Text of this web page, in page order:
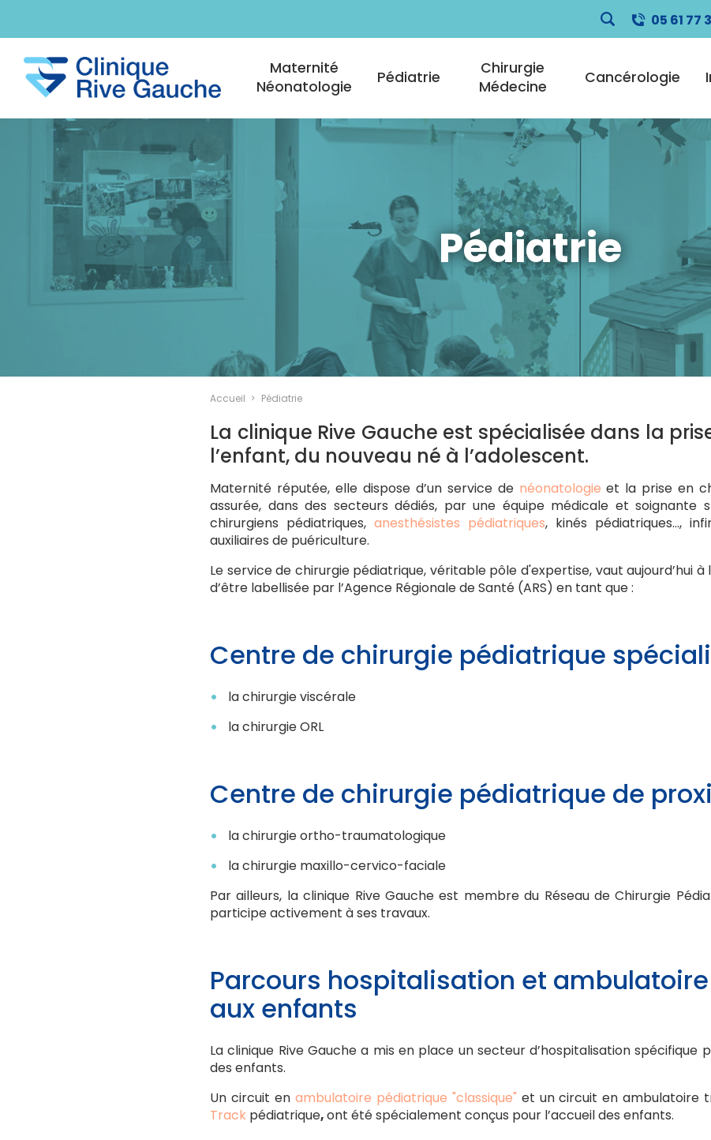
05 61 77
Maternité
Néonatologie
Pédiatrie
Chirurgie
Médecine
Cancérologie
Pédiatrie
Accueil Pédiatrie
La clinique Rive Gauche est spécialisée dans la
l’enfant, du nouveau né à l’adolescent.
Maternité réputée, elle dispose d’un service de néonatologie et la prise en
assurée, dans des secteurs dédiés, par une équipe médicale et soignante
chirurgiens pédiatriques, anesthésistes pédiatriques, kinés pédiatriques...,
auxiliaires de puériculture.
Le service de chirurgie pédiatrique, véritable pôle d'expertise, vaut aujourd’hui à
d’être labellisée par l’Agence Régionale de Santé (ARS) en tant que :
Centre de chirurgie pédiatrique
la chirurgie viscérale
la chirurgie ORL
Centre de chirurgie pédiatrique de
la chirurgie ortho-traumatologique
la chirurgie maxillo-cervico-faciale
Par ailleurs, la clinique Rive Gauche est membre du Réseau de Chirurgie
participe activement à ses travaux.
Parcours hospitalisation et
aux enfants
La clinique Rive Gauche a mis en place un secteur d’hospitalisation spécifique
des enfants.
Un circuit en ambulatoire pédiatrique "classique" et un circuit en ambulatoire
Track pédiatrique,ont été spécialement conçus pour l’accueil des enfants.